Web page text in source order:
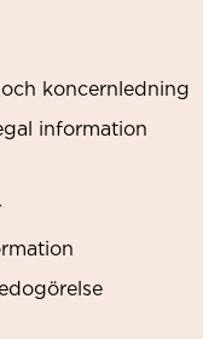
koncernledning
information